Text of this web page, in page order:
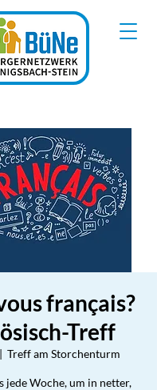
français?
Treff
Treff am Storchenturm
jede Woche, um in netter,